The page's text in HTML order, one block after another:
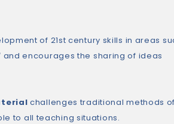
of 21st century skills in areas
and encourages the sharing of ideas
challenges traditional methods of
to all teaching situations.